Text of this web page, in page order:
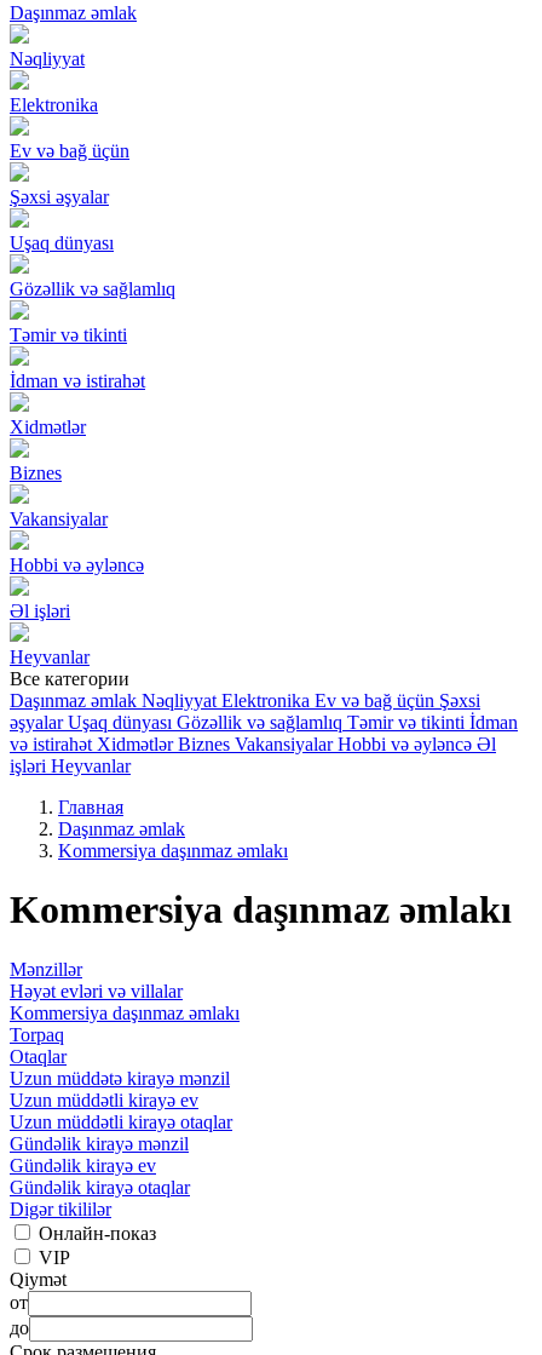
Daşınmaz əmlak
Nəqliyyat
Elektronika
Ev və bağ üçün
Şəxsi əşyalar
Uşaq dünyası
Gözəllik və sağlamlıq
Təmir və tikinti
İdman və istirahət
Xidmətlər
Biznes
Vakansiyalar
Hobbi və əyləncə
Əl işləri
Heyvanlar
Все категории
Daşınmaz əmlak Nəqliyyat Elektronika Ev və bağ üçün Şəxsi
əşyalar Uşaq dünyası Gözəllik və sağlamlıq Təmir və tikinti İdman
və istirahət Xidmətlər Biznes Vakansiyalar Hobbi və əyləncə Əl
işləri Heyvanlar
Главная
Daşınmaz əmlak
Kommersiya daşınmaz əmlakı
Kommersiya daşınmaz əmlakı
Mənzillər
Həyət evləri və villalar
Kommersiya daşınmaz əmlakı
Torpaq
Otaqlar
Uzun müddətə kirayə mənzil
Uzun müddətli kirayə ev
Uzun müddətli kirayə otaqlar
Gündəlik kirayə mənzil
Gündəlik kirayə ev
Gündəlik kirayə otaqlar
Digər tikililər
Онлайн-показ
VIP
Qiymət
от
до